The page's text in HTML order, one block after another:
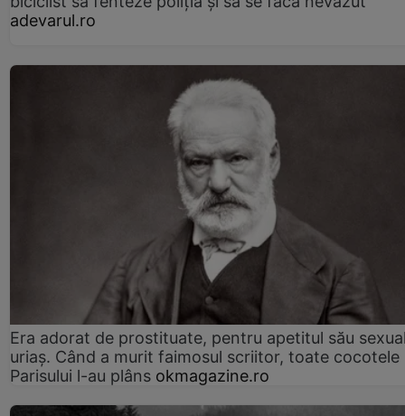
adevarul.ro
Era adorat de prostituate, pentru apetitul său
uriaș. Când a murit faimosul scriitor, toate cocotele
Parisului l-au plâns okmagazine.ro